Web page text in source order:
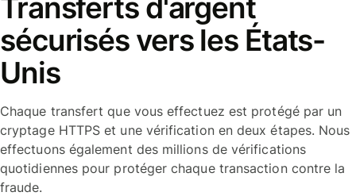
Transferts d'argent
sécurisés vers les États-
Unis
Chaque transfert que vous effectuez est protégé par un
cryptage HTTPS et une vérification en deux étapes. Nous
effectuons également des millions de vérifications
quotidiennes pour protéger chaque transaction contre la
fraude.